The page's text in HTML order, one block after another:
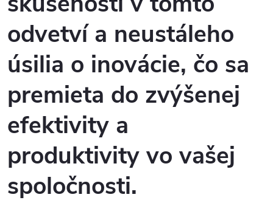
odvetví a neustáleho
úsilia o inovácie, čo sa
premieta do zvýšenej
efektivity a
produktivity vo vašej
spoločnosti.